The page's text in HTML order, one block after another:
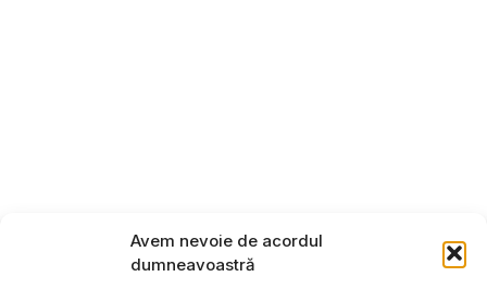
Avem nevoie de acordul
dumneavoastră